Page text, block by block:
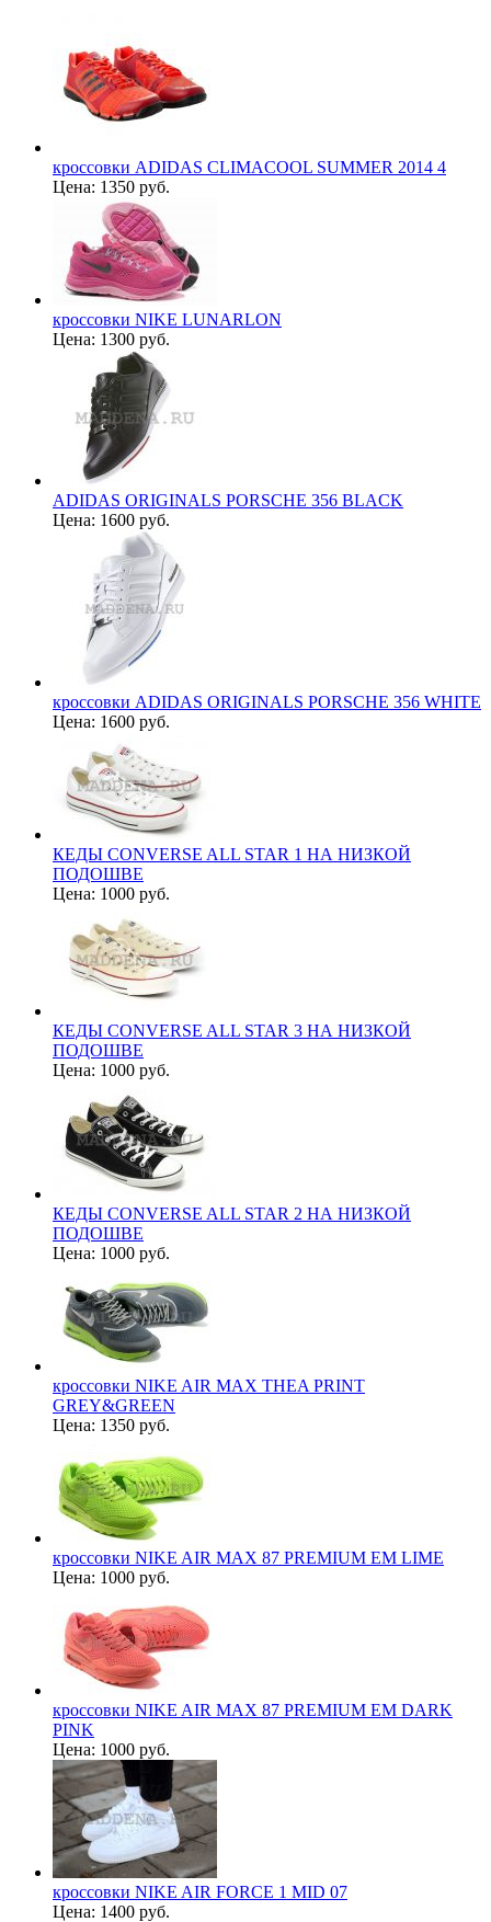
кроссовки ADIDAS CLIMACOOL SUMMER 2014 4
Цена: 1350 руб.
кроссовки NIKE LUNARLON
Цена: 1300 руб.
ADIDAS ORIGINALS PORSCHE 356 BLACK
Цена: 1600 руб.
кроссовки ADIDAS ORIGINALS PORSCHE 356 WHITE
Цена: 1600 руб.
КЕДЫ CONVERSE ALL STAR 1 НА НИЗКОЙ
ПОДОШВЕ
Цена: 1000 руб.
КЕДЫ CONVERSE ALL STAR 3 НА НИЗКОЙ
ПОДОШВЕ
Цена: 1000 руб.
КЕДЫ CONVERSE ALL STAR 2 НА НИЗКОЙ
ПОДОШВЕ
Цена: 1000 руб.
кроссовки NIKE AIR MAX THEA PRINT
GREY&GREEN
Цена: 1350 руб.
кроссовки NIKE AIR MAX 87 PREMIUM EM LIME
Цена: 1000 руб.
кроссовки NIKE AIR MAX 87 PREMIUM EM DARK
PINK
Цена: 1000 руб.
кроссовки NIKE AIR FORCE 1 MID 07
Цена: 1400 руб.